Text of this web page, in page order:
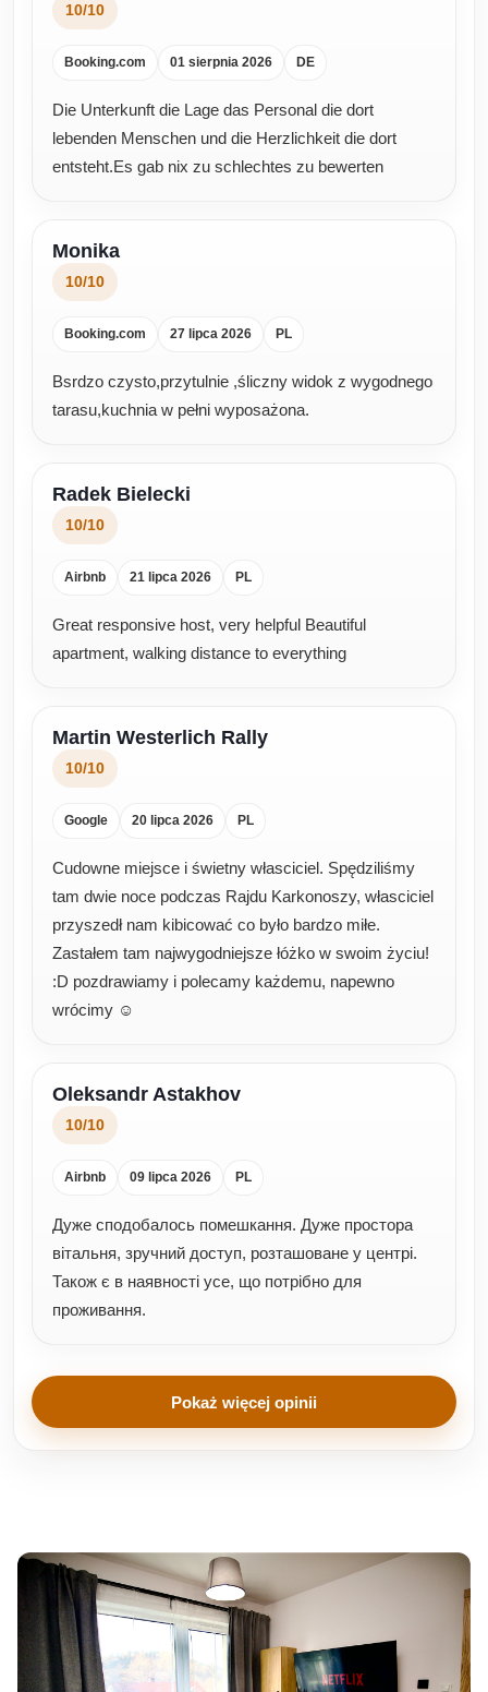
10/10
Booking.com 01 sierpnia 2026 DE
Die Unterkunft die Lage das Personal die dort
lebenden Menschen und die Herzlichkeit die dort
entsteht.Es gab nix zu schlechtes zu bewerten
Monika
10/10
Booking.com 27 lipca 2026 PL
Bsrdzo czysto,przytulnie ,śliczny widok z wygodnego
tarasu,kuchnia w pełni wyposażona.
Radek Bielecki
10/10
Airbnb 21 lipca 2026 PL
Great responsive host, very helpful Beautiful
apartment, walking distance to everything
Martin Westerlich Rally
10/10
Google 20 lipca 2026 PL
Cudowne miejsce i świetny własciciel. Spędziliśmy
tam dwie noce podczas Rajdu Karkonoszy, własciciel
przyszedł nam kibicować co było bardzo miłe.
Zastałem tam najwygodniejsze łóżko w swoim życiu!
:D pozdrawiamy i polecamy każdemu, napewno
wrócimy ☺️
Oleksandr Astakhov
10/10
Airbnb 09 lipca 2026 PL
Дуже сподобалось помешкання. Дуже простора
вітальня, зручний доступ, розташоване у центрі.
Також є в наявності усе, що потрібно для
проживання.
Pokaż więcej opinii